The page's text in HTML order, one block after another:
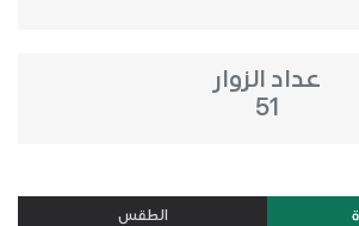
عداد الزوار
51
الطقس